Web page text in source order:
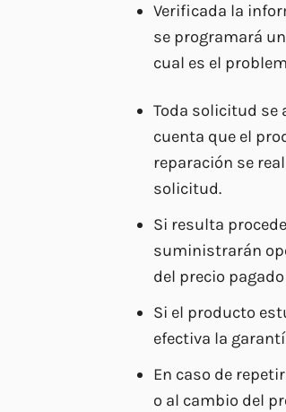
Verificada la
se programará
cual es el
Toda solicitud se
cuenta que el
reparación se
solicitud.
Si resulta
suministrarán
del precio
Si el producto
efectiva la
En caso de
o al cambio del